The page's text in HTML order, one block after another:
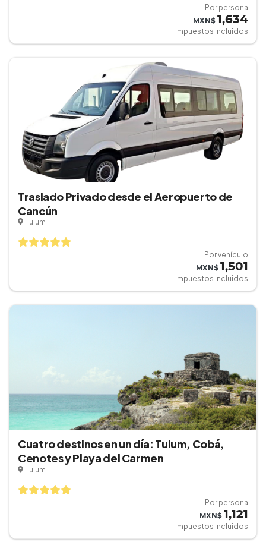
Por persona
MXN$ 1,634
Impuestos incluidos
Traslado Privado desde el Aeropuerto de
Cancún
Tulum
Por vehículo
MXN$ 1,501
Impuestos incluidos
Cuatro destinos en un día: Tulum, Cobá,
Cenotes y Playa del Carmen
Tulum
Por persona
MXN$ 1,121
Impuestos incluidos